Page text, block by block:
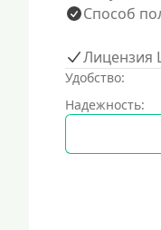
Способ
Лицензия
Удобство:
Надежность: